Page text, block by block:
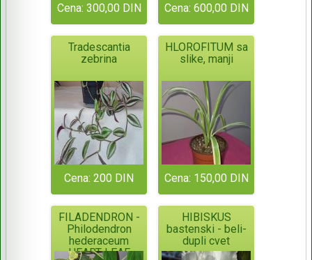
Cena: 300,00 DIN Cena: 600,00 DIN
Tradescantia
zebrina
Cena: 200 DIN
HLOROFITUM sa
slike, manji
Cena: 150,00 DIN
FILADENDRON -
Philodendron
hederaceum
HEART-LEAF
HIBISKUS
bastenski - beli-
dupli cvet